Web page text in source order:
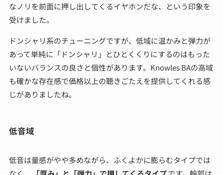
なノリを前面に押し出してくるイヤホンだな、という印象を
受けました。
ドンシャリ系のチューニングですが、低域に温かみと弾力が
あって単純に「ドンシャリ」とひとくくりにするのはもった
いないバランスの良さと個性があります。Knowles BAの高域
も確かな存在感で価格以上の聴きごたえを提供してくれる感
じがありましたね。
低音域
低音は量感がやや多めながら、ふくよかに膨らむタイプでは